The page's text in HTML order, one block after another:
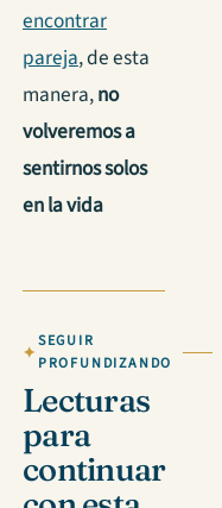
encontrar
pareja, de esta
manera,no
volveremos a
sentirnos solos
en la vida
SEGUIR
PROFUNDIZANDO
Lecturas
para
continuar